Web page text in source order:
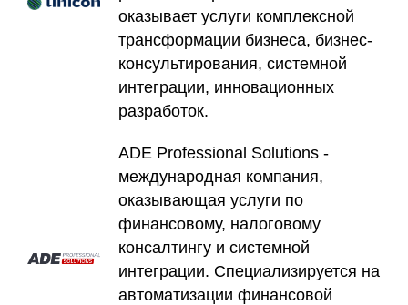
оказывает услуги комплексной
трансформации бизнеса, бизнес-
консультирования, системной
интеграции, инновационных
разработок.
ADE Professional Solutions -
международная компания,
оказывающая услуги по
финансовому, налоговому
консалтингу и системной
интеграции. Специализируется на
автоматизации финансовой